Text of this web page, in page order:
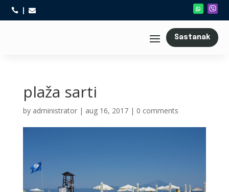
 
Sastanak
plaža sarti
by administrator| aug 16, 2017| 0 comments